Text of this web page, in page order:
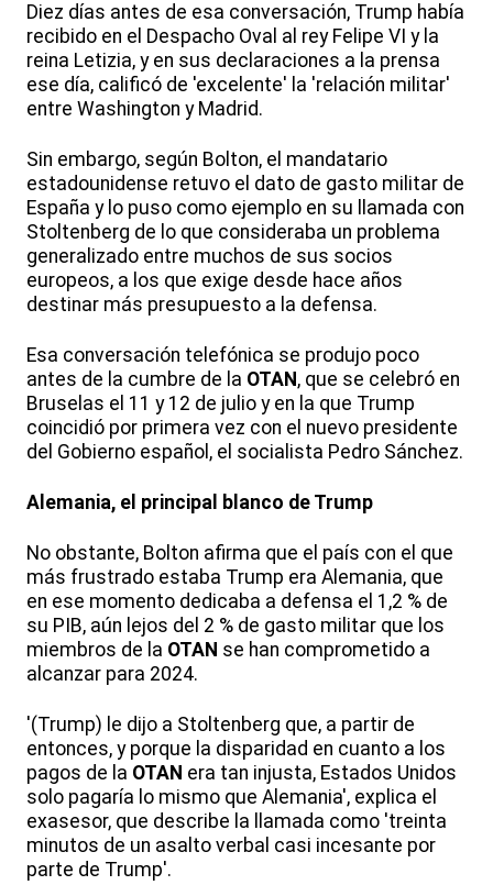
Diez días antes de esa conversación, Trump había
recibido en el Despacho Oval al rey Felipe VI y la
reina Letizia, y en sus declaraciones a la prensa
ese día, calificó de 'excelente' la 'relación militar'
entre Washington y Madrid.
Sin embargo, según Bolton, el mandatario
estadounidense retuvo el dato de gasto militar de
España y lo puso como ejemplo en su llamada con
Stoltenberg de lo que consideraba un problema
generalizado entre muchos de sus socios
europeos, a los que exige desde hace años
destinar más presupuesto a la defensa.
Esa conversación telefónica se produjo poco
antes de la cumbre de la OTAN , que se celebró en
Bruselas el 11 y 12 de julio y en la que Trump
coincidió por primera vez con el nuevo presidente
del Gobierno español, el socialista Pedro Sánchez.
Alemania, el principal blanco de Trump
No obstante, Bolton afirma que el país con el que
más frustrado estaba Trump era Alemania, que
en ese momento dedicaba a defensa el 1,2 % de
su PIB, aún lejos del 2 % de gasto militar que los
miembros de la OTAN se han comprometido a
alcanzar para 2024.
'(Trump) le dijo a Stoltenberg que, a partir de
entonces, y porque la disparidad en cuanto a los
pagos de la OTAN era tan injusta, Estados Unidos
solo pagaría lo mismo que Alemania', explica el
exasesor, que describe la llamada como 'treinta
minutos de un asalto verbal casi incesante por
parte de Trump'.